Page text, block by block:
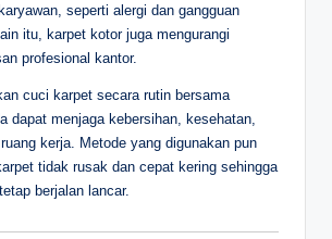
seperti alergi dan gangguan
itu, karpet kotor juga mengurangi
profesional kantor.
cuci karpet secara rutin bersama
dapat menjaga kebersihan, kesehatan,
kerja. Metode yang digunakan pun
tidak rusak dan cepat kering sehingga
berjalan lancar.